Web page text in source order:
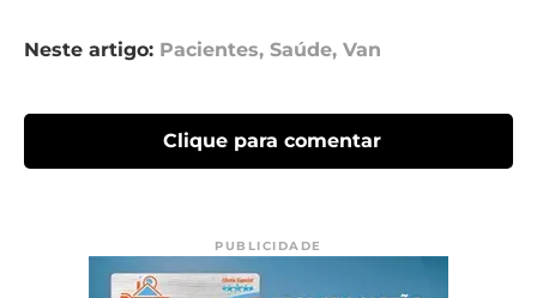
Neste artigo: Pacientes, Saúde, Van
Clique para comentar
PUBLICIDADE